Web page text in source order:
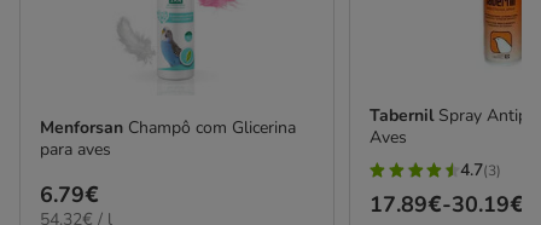
Menforsan Champô com Glicerina
para aves
Preço
6.79€
54.32€
54.32€ / l
Tabernil Spray
Aves
4.7
estrelas
4.7(3)
Preço
17.89€-30.19€